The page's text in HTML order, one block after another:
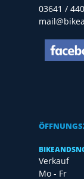
03641 /
Verkauf
Mo - Fr